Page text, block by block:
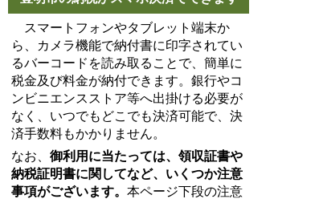
スマートフォンやタブレット端末か
ら、カメラ機能で納付書に印字されてい
るバーコードを読み取ることで、簡単に
税金及び料金が納付できます。銀行やコ
ンビニエンスストア等へ出掛ける必要が
なく、いつでもどこでも決済可能で、決
済手数料もかかりません。
なお、 御利用に当たっては、領収証書や
納税証明書に関してなど、いくつか注意
事項がございます。 本ページ下段の注意